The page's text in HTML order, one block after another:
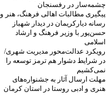
چشمه‌سار در رفسنجان
پیگیری مطالبات اهالی فرهنگ، هنر و
رسانه دیارکریمان در دیدار شهباز
حسن‌پور با وزیر فرهنگ و ارشاد
اسلامی
رویکرد عدالت‌محور مدیریت شهری/
در شرایط دشوار هم ترمز توسعه را
نمی‌کشیم
مهلت ارسال آثار به جشنواره‌های
هنری و ادبی روستا در استان کرمان